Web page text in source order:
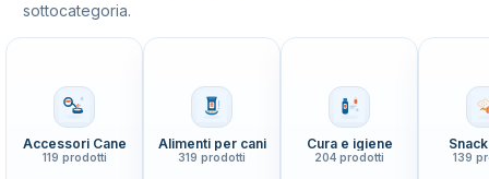
sottocategoria.
Accessori Cane
119 prodotti
Alimenti per cani
319 prodotti
Cura e igiene
204 prodotti 139